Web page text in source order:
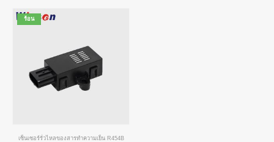
ร้อน
เซ็นเซอร์รั่วไหลของสารทำความเย็น R454B